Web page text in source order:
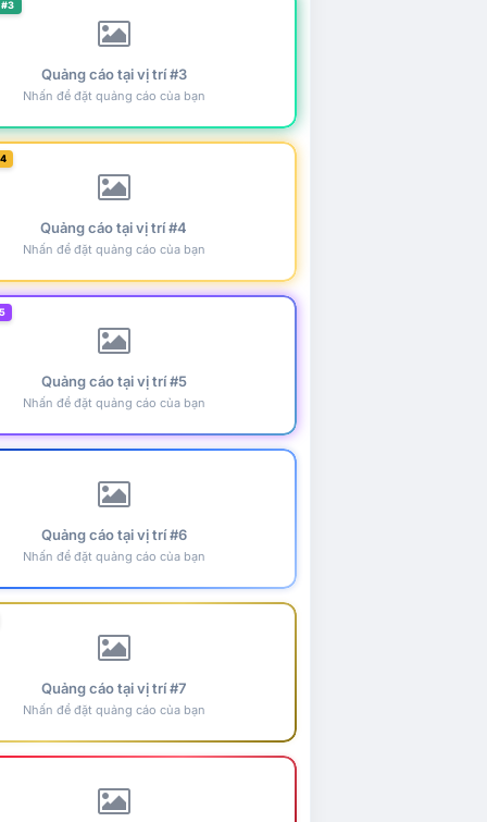
Quảng cáo tại vị trí #3
Nhấn để đặt quảng cáo của bạn
Quảng cáo tại vị trí #4
Nhấn để đặt quảng cáo của bạn
Quảng cáo tại vị trí #5
Nhấn để đặt quảng cáo của bạn
Quảng cáo tại vị trí #6
Nhấn để đặt quảng cáo của bạn
Quảng cáo tại vị trí #7
Nhấn để đặt quảng cáo của bạn